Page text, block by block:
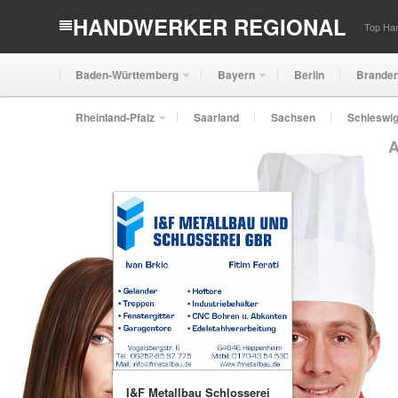
HANDWERKER REGIONAL Top
Baden-Württemberg Bayern Berlin
Rheinland-Pfalz Saarland Sachsen
I&F Metallbau Schlosserei